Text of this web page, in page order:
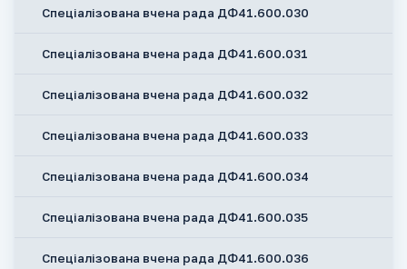
Спеціалізована вчена рада ДФ41.600.030
Спеціалізована вчена рада ДФ41.600.031
Спеціалізована вчена рада ДФ41.600.032
Спеціалізована вчена рада ДФ41.600.033
Спеціалізована вчена рада ДФ41.600.034
Спеціалізована вчена рада ДФ41.600.035
Спеціалізована вчена рада ДФ41.600.036